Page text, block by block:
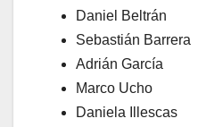
Daniel Beltrán
Sebastián Barrera
Adrián García
Marco Ucho
Daniela Illescas